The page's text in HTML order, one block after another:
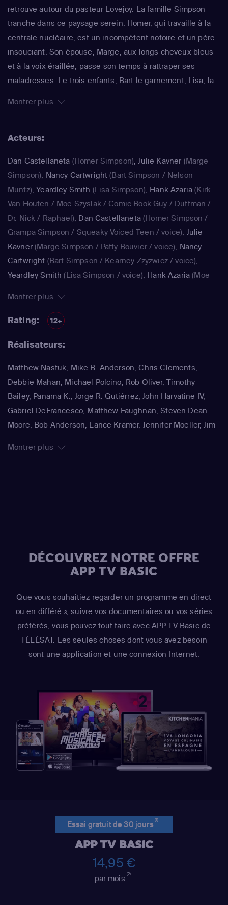
retrouve autour du pasteur Lovejoy. La famille Simpson
tranche dans ce paysage serein. Homer, qui travaille à la
centrale nucléaire, est un incompétent notoire et un père
insouciant. Son épouse, Marge, aux longs cheveux bleus
et à la voix éraillée, passe son temps à rattraper ses
maladresses. Le trois enfants, Bart le garnement, Lisa, la
rendent joyeux et animé le quotidien de ce foyer. La série
saison, est régulièrement récompensée aux Emmy Awards
Montrer plus
Acteurs:
Dan Castellaneta (Homer Simpson),Julie Kavner (Marge
Simpson), Nancy Cartwright (Bart Simpson / Nelson
Muntz),Yeardley Smith (Lisa Simpson), Hank Azaria (Kirk
Van Houten / Moe Szyslak / Comic Book Guy / Duffman /
Dr. Nick / Raphael), Dan Castellaneta(Homer Simpson /
Grampa Simpson / Squeaky Voiced Teen / voice), Julie
Kavner(Marge Simpson / Patty Bouvier / voice), Nancy
Cartwright (Bart Simpson / Kearney Zzyzwicz / voice),
Yeardley Smith (Lisa Simpson / voice), Hank Azaria (Moe
Lawyer / Lifeguard / Very Tall Man / voice)
Castellaneta(Homer Simpson / Kodos)
(Bart Simpson)
Houten / Clancy Wiggum / Snake Jailbird / Maximilian von
(Marge Simpson / Patty Bouvier / Selma
Bouvier)
Nancy Cartwright
(Cletus Spuckler / Kirk Van
Comic Book Guy)
Montrer plus
Rating: 12+
Réalisateurs:
Matthew Nastuk, Mike B. Anderson, Chris Clements,
Debbie Mahan, Michael Polcino, Rob Oliver, Timothy
Bailey, Panama K., Jorge R. Gutiérrez, John Harvatine IV,
Gabriel DeFrancesco, Matthew Faughnan, Steven Dean
Moore, Bob Anderson, Lance Kramer, Jennifer Moeller, Jim
Montrer plus
DÉCOUVREZ NOTRE OFFRE
APP TV BASIC
Que vous souhaitiez regarder un programme en direct
ou en différé 3, suivre vos documentaires ou vos séries
préférés, vous pouvez tout faire avec APP TV Basic de
TÉLÉSAT. Les seules choses dont vous avez besoin
sont une application et une connexion Internet.
Essai gratuit de 30 jours(1)
APP TV BASIC
14,95 €
par mois(2)